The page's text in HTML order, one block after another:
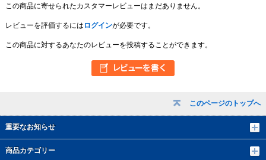
このページのトップへ
重要なお知らせ
商品カテゴリー
この商品に寄せられたカスタマーレビューはまだありません。
レビューを評価するには ログインが必要です。
この商品に対するあなたのレビューを投稿することができます。